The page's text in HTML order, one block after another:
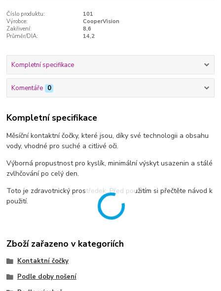
Číslo produktu:
101
Výrobce:
CooperVision
Zakřivení:
8,6
Průměr/DIA:
14,2
Kompletní specifikace
Komentáře 0
Kompletní specifikace
Měsíční kontaktní čočky, které jsou, díky své technologii a obsahu
vody, vhodné pro suché a citlivé oči.
Výborná propustnost pro kyslík, minimální výskyt usazenin a stálé
zvlhčování po celý den.
Toto je zdravotnický prostředek. Před použitím si přečtěte návod k
použití.
Zboží zařazeno v kategoriích
Kontaktní čočky
Podle doby nošení